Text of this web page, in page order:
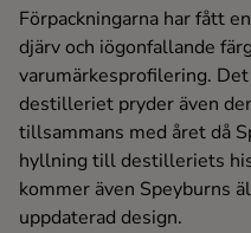
Förpackningarna har fått
djärv och iögonfallande
varumärkesprofilering.
destilleriet pryder även
tillsammans med året då
hyllning till destilleriets
kommer även Speyburns
uppdaterad design.